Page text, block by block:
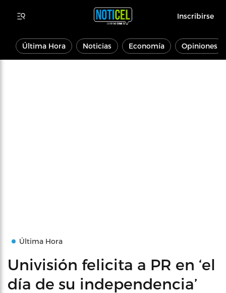
Inscribirse
Última Hora Noticias Economía Opiniones
Última Hora
Univisión felicita a PR en ‘el
día de su independencia’